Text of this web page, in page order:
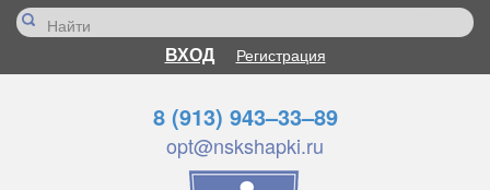
ВХОД Регистрация
8 (913) 943–33–89
opt@nskshapki.ru